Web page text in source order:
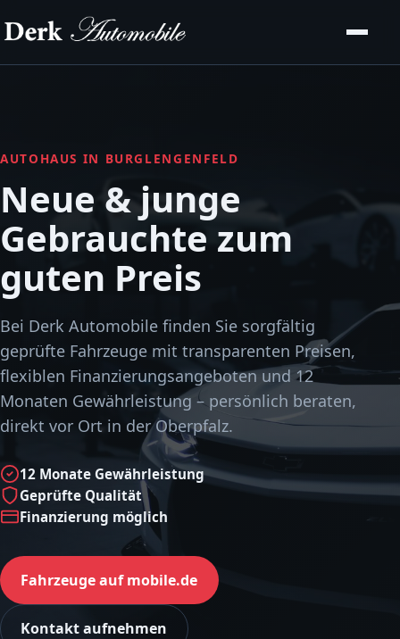
AUTOHAUS IN BURGLENGENFELD
Neue & junge
Gebrauchte zum
guten Preis
Bei Derk Automobile finden Sie sorgfältig
geprüfte Fahrzeuge mit transparenten Preisen,
flexiblen Finanzierungsangeboten und 12
Monaten Gewährleistung – persönlich beraten,
direkt vor Ort in der Oberpfalz.
12 Monate Gewährleistung
Geprüfte Qualität
Finanzierung möglich
Fahrzeuge auf mobile.de
Kontakt aufnehmen